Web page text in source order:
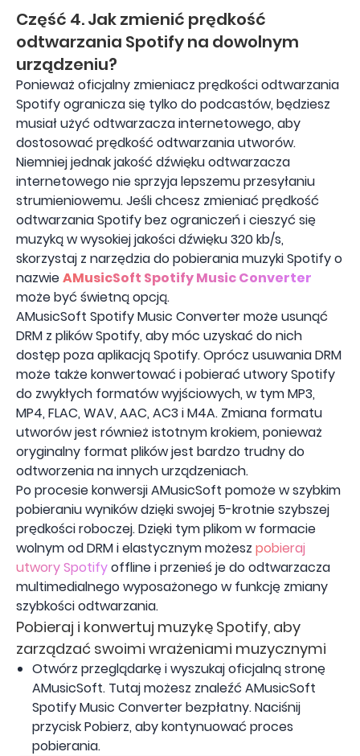
Część 4. Jak zmienić prędkość
odtwarzania Spotify na dowolnym
urządzeniu?
Ponieważ oficjalny zmieniacz prędkości odtwarzania
Spotify ogranicza się tylko do podcastów, będziesz
musiał użyć odtwarzacza internetowego, aby
dostosować prędkość odtwarzania utworów.
Niemniej jednak jakość dźwięku odtwarzacza
internetowego nie sprzyja lepszemu przesyłaniu
strumieniowemu. Jeśli chcesz zmieniać prędkość
odtwarzania Spotify bez ograniczeń i cieszyć się
muzyką w wysokiej jakości dźwięku 320 kb/s,
skorzystaj z narzędzia do pobierania muzyki Spotify o
nazwieAMusicSoft Spotify Music Converter
może być świetną opcją.
AMusicSoft Spotify Music Converter może usunąć
DRM z plików Spotify, aby móc uzyskać do nich
dostęp poza aplikacją Spotify. Oprócz usuwania DRM
może także konwertować i pobierać utwory Spotify
do zwykłych formatów wyjściowych, w tym MP3,
MP4, FLAC, WAV, AAC, AC3 i M4A. Zmiana formatu
utworów jest również istotnym krokiem, ponieważ
oryginalny format plików jest bardzo trudny do
odtworzenia na innych urządzeniach.
Po procesie konwersji AMusicSoft pomoże w szybkim
pobieraniu wyników dzięki swojej 5-krotnie szybszej
prędkości roboczej. Dzięki tym plikom w formacie
wolnym od DRM i elastycznym możesz pobieraj
utwory Spotifyoffline i przenieś je do odtwarzacza
multimedialnego wyposażonego w funkcję zmiany
szybkości odtwarzania.
Pobieraj i konwertuj muzykę Spotify, aby
zarządzać swoimi wrażeniami muzycznymi
Otwórz przeglądarkę i wyszukaj oficjalną stronę
AMusicSoft. Tutaj możesz znaleźć AMusicSoft
Spotify Music Converter bezpłatny. Naciśnij
przycisk Pobierz, aby kontynuować proces
pobierania.